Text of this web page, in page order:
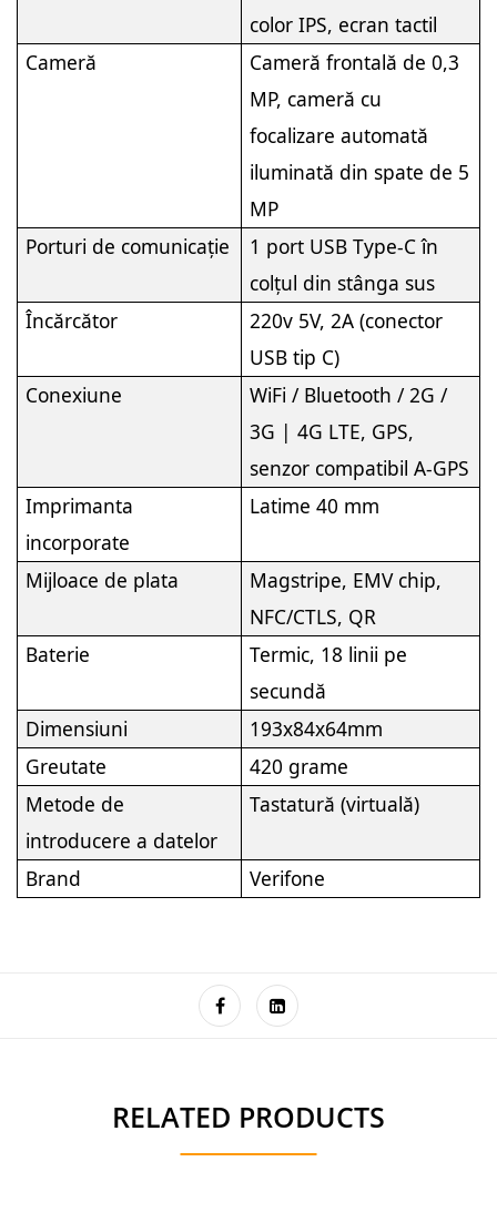
color IPS, ecran tactil
Cameră
Cameră frontală de 0,3
MP, cameră cu
focalizare automată
iluminată din spate de 5
MP
Porturi de comunicație
1 port USB Type-C în
colțul din stânga sus
Încărcător
220v 5V, 2A (conector
USB tip C)
Conexiune
WiFi / Bluetooth / 2G /
3G | 4G LTE, GPS,
senzor compatibil A-GPS
Imprimanta
incorporate
Latime 40 mm
Mijloace de plata
Magstripe, EMV chip,
NFC/CTLS, QR
Baterie
Termic, 18 linii pe
secundă
Dimensiuni
193x84x64mm
Greutate
420 grame
Metode de
introducere a datelor
Tastatură (virtuală)
Brand Verifone
RELATED PRODUCTS